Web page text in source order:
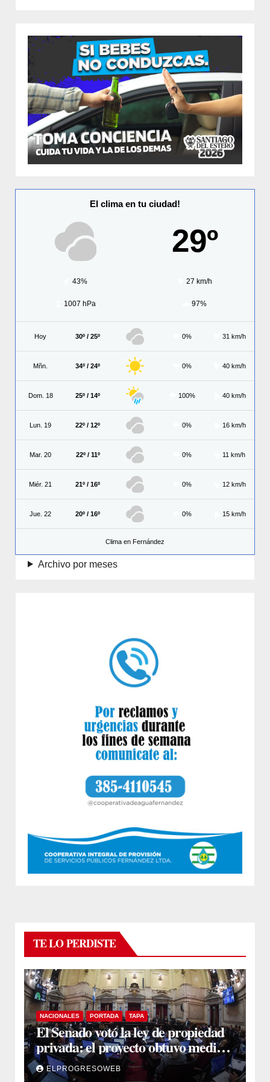
El clima en tu ciudad!
29º
43% 27 km/h
1007 hPa 97%
Hoy 30º / 25º 0% 31 km/h
Mñn. 34º / 24º 0% 40 km/h
Dom. 18 25º / 14º 100% 40 km/h
Lun. 19 22º / 12º 0% 16 km/h
Mar. 20 22º / 11º 0% 11 km/h
Miér. 21 21º / 16º 0% 12 km/h
Jue. 22 20º / 16º 0% 15 km/h
Clima en Fernández
Archivo por meses
TE LO PERDISTE
NACIONALES PORTADA TAPA
El Senado votó la ley de propiedad
privada: el proyecto obtuvo media
sanción
ELPROGRESOWEB